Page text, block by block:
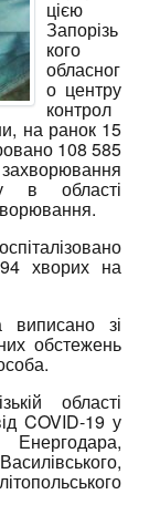
цією
Запорізь
кого
обласног
о центру
контрол
на ранок 15
108 585
в області
хворих на
виписано зі
обстежень
області
COVID-19 у